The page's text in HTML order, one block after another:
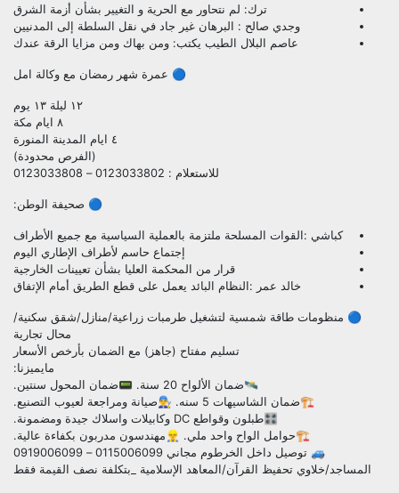
ترك: لم نتحاور مع الحرية و التغيير بشأن أزمة الشرق
وجدي صالح : البرهان غير جاد في نقل السلطة إلى المدنيين
عاصم البلال الطيب يكتب: ومن بهاك ومن مزايا الرقة عندك
🔵 عمرة شهر رمضان مع وكالة امل
١٢ ليلة ١٣ يوم
٨ ايام مكة
٤ ايام المدينة المنورة
(الفرص محدودة)
للاستعلام : 0123033802 – 0123033808
🔵 صحيفة الوطن:
كباشي :القوات المسلحة ملتزمة بالعملية السياسية مع جميع الأطراف
إجتماع حاسم لأطراف الإطاري اليوم
قرار من المحكمة العليا بشأن تعيينات الخارجية
خالد عمر :النظام البائد يعمل على قطع الطريق أمام الإتفاق
🔵 منظومات طاقة شمسية لتشغيل طرمبات زراعية/منازل/شقق سكنية/
محال تجارية
تسليم مفتاح (جاهز) مع الضمان بأرخص الأسعار
مايميزنا:
🛰️ضمان الألواح 20 سنة. 📟ضمان المحول سنتين.
🏗️ضمان الشاسيهات 5 سنه. 👨‍🔧صيانة ومراجعة لعيوب التصنيع.
🎛️طبلون وقواطع DC وكابيلات واسلاك جيدة ومضمونة.
🏗️حوامل الواح واحد ملي. 👷‍♂️مهندسون مدربون بكفاءة عالية.
🚙 توصيل داخل الخرطوم مجاني 0115006099 – 0919006099
المساجد/خلاوي تحفيظ القرآن/المعاهد الإسلامية _بتكلفة نصف القيمة فقط